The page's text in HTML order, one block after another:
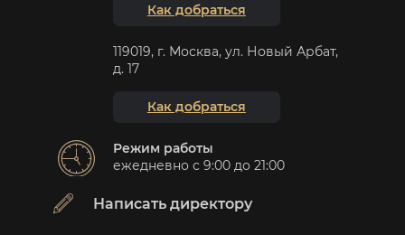
Как добраться
119019, г. Москва, ул. Новый Арбат,
д. 17
Как добраться
Режим работы
ежедневно с 9:00 до 21:00
Написать директору